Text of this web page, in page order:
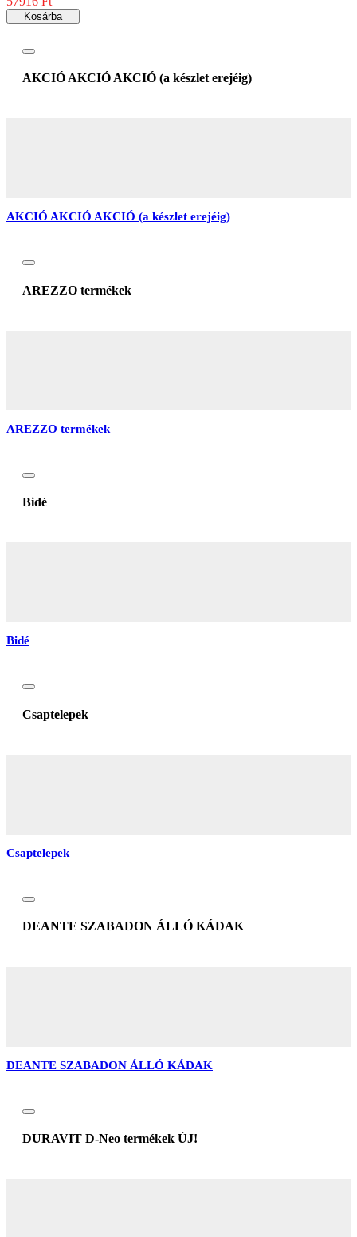
Kosárba
AKCIÓ AKCIÓ AKCIÓ (a készlet erejéig)
AKCIÓ AKCIÓ AKCIÓ (a készlet erejéig)
AREZZO termékek
AREZZO termékek
Bidé
Bidé
Csaptelepek
Csaptelepek
DEANTE SZABADON ÁLLÓ KÁDAK
DEANTE SZABADON ÁLLÓ KÁDAK
DURAVIT D-Neo termékek ÚJ!